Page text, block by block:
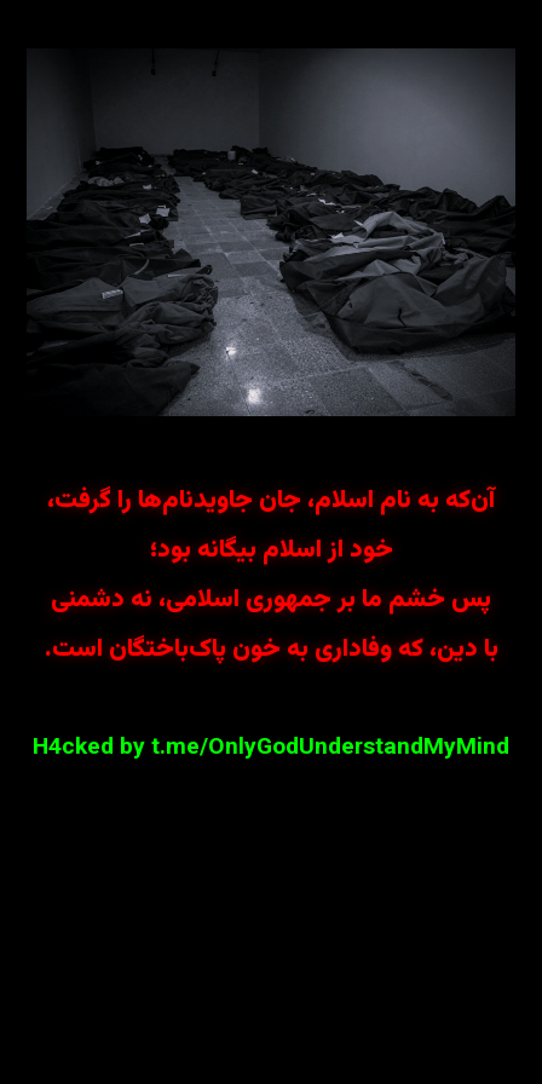
آن‌که به نام اسلام، جان جاویدنام‌ها را گرفت،
خود از اسلام بیگانه بود؛
پس خشم ما بر جمهوری اسلامی، نه دشمنی
با دین، که وفاداری به خون پاک‌باختگان است.
H4cked by t.me/OnlyGodUnderstandMyMind